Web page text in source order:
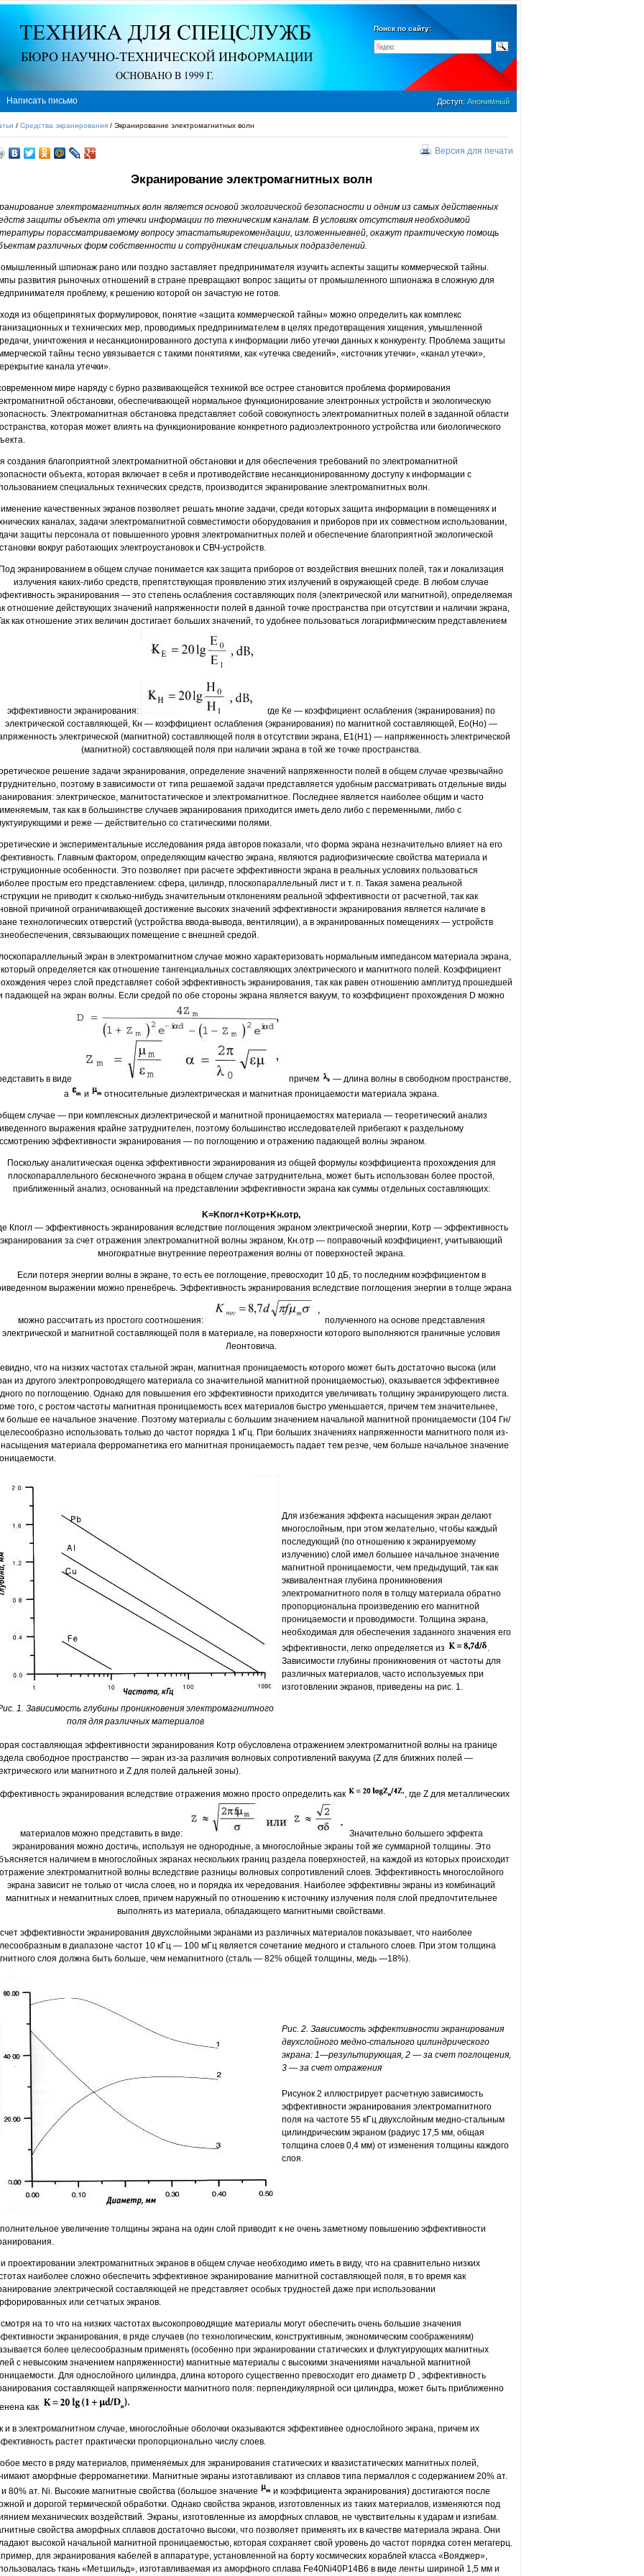
Поиск по сайту:
Написать письмо Доступ: Анонимный
/ Средства экранирования / Экранирование электромагнитных волн
Версия для печати
Экранирование электромагнитных волн
электромагнитных волн является основой экологической безопасности и одним из самых действенных
защиты объекта от утечки информации по техническим каналам. В условиях отсутствия необходимой
порассматриваемому вопросу этастатьяирекомендации, изложенныевней, окажут практическую помощь
различных форм собственности и сотрудникам специальных подразделений.
шпионаж рано или поздно заставляет предпринимателя изучить аспекты защиты коммерческой тайны.
развития рыночных отношений в стране превращают вопрос защиты от промышленного шпионажа в сложную для
проблему, к решению которой он зачастую не готов.
из общепринятых формулировок, понятие «защита коммерческой тайны» можно определить как комплекс
и технических мер, проводимых предпринимателем в целях предотвращения хищения, умышленной
уничтожения и несанкционированного доступа к информации либо утечки данных к конкуренту. Проблема защиты
тайны тесно увязывается с такими понятиями, как «утечка сведений», «источник утечки», «канал утечки»,
канала утечки».
мире наряду с бурно развивающейся техникой все острее становится проблема формирования
обстановки, обеспечивающей нормальное функционирование электронных устройств и экологическую
Электромагнитная обстановка представляет собой совокупность электромагнитных полей в заданной области
которая может влиять на функционирование конкретного радиоэлектронного устройства или биологического
создания благоприятной электромагнитной обстановки и для обеспечения требований по электромагнитной
объекта, которая включает в себя и противодействие несанкционированному доступу к информации с
специальных технических средств, производится экранирование электромагнитных волн.
качественных экранов позволяет решать многие задачи, среди которых защита информации в помещениях и
каналах, задачи электромагнитной совместимости оборудования и приборов при их совместном использовании,
защиты персонала от повышенного уровня электромагнитных полей и обеспечение благоприятной экологической
вокруг работающих электроустановок и СВЧ-устройств.
Под экранированием в общем случае понимается как защита приборов от воздействия внешних полей, так и локализация
излучения каких-либо средств, препятствующая проявлению этих излучений в окружающей среде. В любом случае
экранирования — этo степень ослабления составляющих поля (электрической или магнитной), определяемая
отношение действующих значений напряженности полей в данной точке пространства при отсутствии и наличии экрана,
как отношение этих величин достигает больших значений, то удобнее пользоваться логарифмическим представлением
эффективности экранирования:
где Ке — коэффициент ослабления (экранирования) по
электрической составляющей, Кн — коэффициент ослабления (экранирования) по магнитной составляющей, Ео(Но) —
электрической (магнитной) составляющей поля в отсутствии экрана, E1(H1) — напряженность электрической
(магнитной) составляющей поля при наличии экрана в той же точке пространства.
решение задачи экранирования, определение значений напряженности полей в общем случае чрезвычайно
поэтому в зависимости от типа решаемой задачи представляется удобным рассматривать отдельные виды
электрическое, магнитостатическое и электромагнитное. Последнее является наиболее общим и часто
так как в большинстве случаев экранирования приходится иметь дело либо с переменными, либо с
и реже — действительно со статическими полями.
и экспериментальные исследования ряда авторов показали, что форма экрана незначительно влияет на его
Главным фактором, определяющим качество экрана, являются радиофизические свойства материала и
особенности. Это позволяет при расчете эффективности экрана в реальных условиях пользоваться
простым его представлением: сфера, цилиндр, плоскопараллельный лист и т. п. Такая замена реальной
не приводит к сколько-нибудь значительным отклонениям реальной эффективности от расчетной, так как
причиной ограничивающей достижение высоких значений эффективности экранирования является наличие в
технологических отверстий (устройства ввода-вывода, вентиляции), а в экранированных помещениях — устройств
связывающих помещение с внешней средой.
экран в электромагнитном случае можно характеризовать нормальным импедансом материала экрана,
который определяется как отношение тангенциальных составляющих электрического и магнитного полей. Коэффициент
через слой представляет собой эффективность экранирования, так как равен отношению амплитуд прошедшей
падающей на экран волны. Если средой по обе стороны экрана является вакуум, то коэффициент прохождения D можно
в виде причем
— длина волны в свободном пространстве,
а
и относительные диэлектрическая и магнитная проницаемости материала экрана.
случае — при комплексных диэлектрической и магнитной проницаемостях материала — теоретический анализ
выражения крайне затруднителен, поэтому большинство исследователей прибегают к раздельному
эффективности экранирования — по поглощению и отражению падающей волны экраном.
Поскольку аналитическая оценка эффективности экранирования из общей формулы коэффициента прохождения для
плоскопараллельного бесконечного экрана в общем случае затруднительна, может быть использован более простой,
приближенный анализ, основанный на представлении эффективности экрана как суммы отдельных составляющих:
K=Kпогл+Kотр+Kн.отр,
Кпогл — эффективность экранирования вследствие поглощения экраном электрической энергии, Котр — эффективность
экранирования за счет отражения электромагнитной волны экраном, Кн.отр — поправочный коэффициент, учитывающий
многократные внутренние переотражения волны от поверхностей экрана.
Если потеря энергии волны в экране, то есть ее поглощение, превосходит 10 дБ, то последним коэффициентом в
выражении можно пренебречь. Эффективность экранирования вследствие поглощения энергии в толще экрана
можно рассчитать из простого соотношения:
полученного на основе представления
электрической и магнитной составляющей поля в материале, на поверхности которого выполняются граничные условия
Леонтовича.
что на низких частотах стальной экран, магнитная проницаемость которого может быть достаточно высока (или
из другого электропроводящего материала со значительной магнитной проницаемостью), оказывается эффективнее
по поглощению. Однако для повышения его эффективности приходится увеличивать толщину экранирующего листа.
того, с ростом частоты магнитная проницаемость всех материалов быстро уменьшается, причем тем значительнее,
больше ее начальное значение. Поэтому материалы с большим значением начальной магнитной проницаемости (104 Гн/
использовать только до частот порядка 1 кГц. При больших значениях напряженности магнитного поля из-
материала ферромагнетика его магнитная проницаемость падает тем резче, чем больше начальное значение
1. Зависимость глубины проникновения электромагнитного
поля для различных материалов
Для избежания эффекта насыщения экран делают
многослойным, при этом желательно, чтобы каждый
последующий (по отношению к экранируемому
излучению) слой имел большее начальное значение
магнитной проницаемости, чем предыдущий, так как
эквивалентная глубина проникновения
электромагнитного поля в толщу материала обратно
пропорциональна произведению его магнитной
проницаемости и проводимости. Толщина экрана,
необходимая для обеспечения заданного значения его
эффективности, легко определяется из
.
Зависимости глубины проникновения от частоты для
различных материалов, часто используемых при
изготовлении экранов, приведены на рис. 1.
составляющая эффективности экранирования Котр обусловлена отражением электромагнитной волны на границе
свободное пространство — экран из-за различия волновых сопротивлений вакуума (Z для ближних полей —
или магнитного и Z для полей дальней зоны).
экранирования вследствие отражения можно просто определить как , где Z для металлических
материалов можно представить в виде:
Значительно большего эффекта
экранирования можно достичь, используя не однородные, а многослойные экраны той же суммарной толщины. Это
наличием в многослойных экранах нескольких границ раздела поверхностей, на каждой из которых происходит
отражение электромагнитной волны вследствие разницы волновых сопротивлений слоев. Эффективность многослойного
экрана зависит не только от числа слоев, но и порядка их чередования. Наиболее эффективны экраны из комбинаций
магнитных и немагнитных слоев, причем наружный по отношению к источнику излучения поля слой предпочтительнее
выполнять из материала, обладающего магнитными свойствами.
эффективности экранирования двухслойными экранами из различных материалов показывает, что наиболее
в диапазоне частот 10 кГц — 100 мГц является сочетание медного и стального слоев. При этом толщина
слоя должна быть больше, чем немагнитного (сталь — 82% общей толщины, медь —18%).
Рис. 2. Зависимость эффективности экранирования
двухслойного медно-стального цилиндрического
экрана: 1—результирующая, 2 — за счет поглощения,
3 — за счет отражения
Рисунок 2 иллюстрирует расчетную зависимость
эффективности экранирования электромагнитного
поля на частоте 55 кГц двухслойным медно-стальным
цилиндрическим экраном (радиус 17,5 мм, общая
толщина слоев 0,4 мм) от изменения толщины каждого
слоя.
увеличение толщины экрана на один слой приводит к не очень заметному повышению эффективности
проектировании электромагнитных экранов в общем случае необходимо иметь в виду, что на сравнительно низких
наиболее сложно обеспечить эффективное экранирование магнитной составляющей поля, в то время как
электрической составляющей не представляет особых трудностей даже при использовании
или сетчатых экранов.
на то что на низких частотах высокопроводящие материалы могут обеспечить очень большие значения
экранирования, в ряде случаев (по технологическим, конструктивным, экономическим соображениям)
более целесообразным применять (особенно при экранировании статических и флуктуирующих магнитных
с невысоким значением напряженности) магнитные материалы с высокими значениями начальной магнитной
Для однослойного цилиндра, длина которого существенно превосходит его диаметр D , эффективность
составляющей напряженности магнитного поля: перпендикулярной оси цилиндра, может быть приближенно
как
и в электромагнитном случае, многослойные оболочки оказываются эффективнее однослойного экрана, причем их
растет практически пропорционально числу слоев.
место в ряду материалов, применяемых для экранирования статических и квазистатических магнитных полей,
аморфные ферромагнетики. Магнитные экраны изготавливают из сплавов типа пермаллоя с содержанием 20% ат.
и 80% ат. Ni. Высокие магнитные свойства (большое значение
и коэффициента экранирования) достигаются после
и дорогой термической обработки. Однако свойства экранов, изготовленных из таких материалов, изменяются под
механических воздействий. Экраны, изготовленные из аморфных сплавов, не чувствительны к ударам и изгибам.
свойства аморфных сплавов достаточно высоки, что позволяет применять их в качестве материала экрана. Они
высокой начальной магнитной проницаемостью, которая сохраняет свой уровень до частот порядка сотен мегагерц.
для экранирования кабелей в аппаратуре, установленной на борту космических кораблей класса «Вояджер»,
ткань «Метшильд», изготавливаемая из аморфного сплава Fe40Ni40P14B6 в виде ленты шириной 1,5 мм и